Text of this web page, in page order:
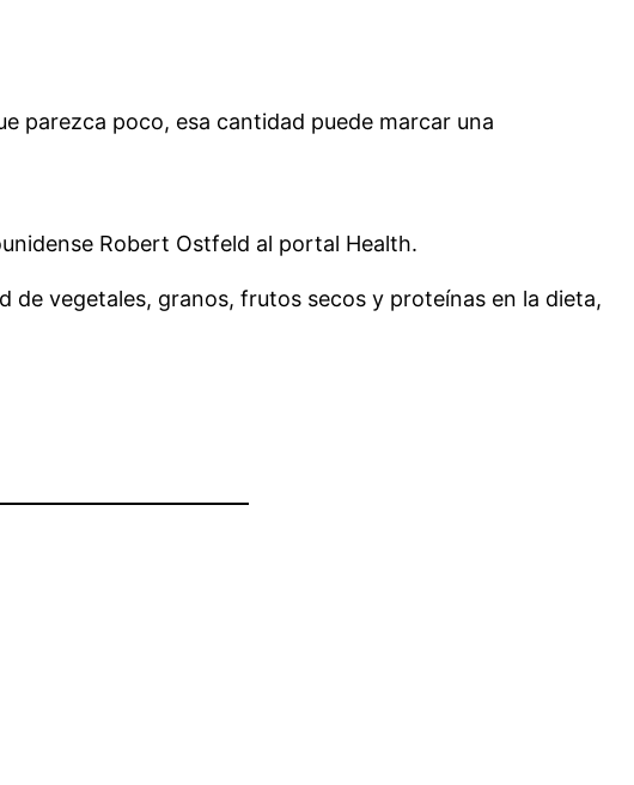
parezca poco, esa cantidad puede marcar una
Robert Ostfeld al portal Health.
de vegetales, granos, frutos secos y proteínas en la dieta,